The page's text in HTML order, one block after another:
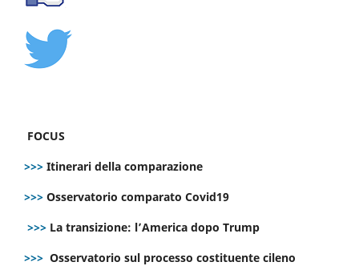
FOCUS
>>> Itinerari della comparazione
>>> Osservatorio comparato Covid19
>>> La transizione: l’America dopo Trump
>>> Osservatorio sul processo costituente cileno